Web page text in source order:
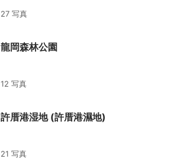
27 写真
龍岡森林公園
12 写真
許厝港湿地 (許厝港濕地)
21 写真